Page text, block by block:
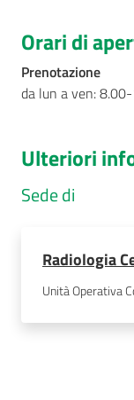
Orari di
Prenotazione
da lun a ven:
Ulteriori
Sede di
Radiologia
Unità Operativa